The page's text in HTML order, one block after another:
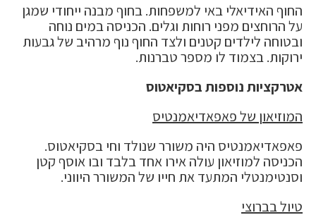
החוף האידיאלי באי למשפחות. בחוף מבנה ייחודי שמגן
על הרוחצים מפני רוחות וגלים. הכניסה במים נוחה
ובטוחה לילדים קטנים ולצד החוף נוף מרהיב של גבעות
ירוקות. בצמוד לו מספר טברנות.
אטרקציות נוספות בסקיאטוס
המוזיאון של פאפאדיאמנטיס
פאפאדיאמנטיס היה משורר שנולד וחי בסקיאטוס.
הכניסה למוזיאון עולה אירו אחד בלבד ובו אוסף קטן
וסנטימנטלי המתעד את חייו של המשורר היווני.
טיול בברוצי